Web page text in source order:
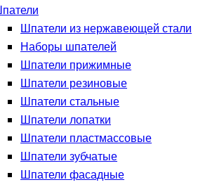
Шпатели из нержавеющей стали
Наборы шпателей
Шпатели прижимные
Шпатели резиновые
Шпатели стальные
Шпатели лопатки
Шпатели пластмассовые
Шпатели зубчатые
Шпатели фасадные